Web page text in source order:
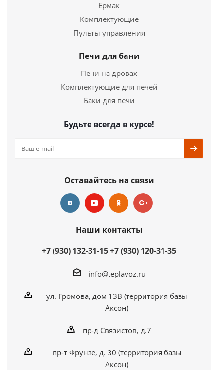
Чугунная печь ВЕЗУВИЙ Легенда Ретро 24 (205)
50 540руб.
Ермак
Комплектующие
Пульты управления
Печи для бани
Печи на дровах
Комплектующие для печей
Баки для печи
Будьте всегда в курсе!
Оставайтесь на связи
Наши контакты
+7 (930) 132-31-15+7 (930) 120-31-35
info@teplavoz.ru
ул. Громова, дом 13В (территория базы
Аксон)
пр-д Связистов, д.7
пр-т Фрунзе, д. 30 (территория базы
Аксон)